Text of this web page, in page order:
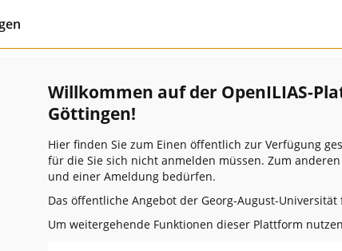
Willkommen auf der OpenILIAS-
Göttingen!
Hier finden Sie zum Einen öffentlich zur Verfügung
für die Sie sich nicht anmelden müssen. Zum
und einer Ameldung bedürfen.
Das öffentliche Angebot der Georg-August-Universität
Um weitergehende Funktionen dieser Plattform